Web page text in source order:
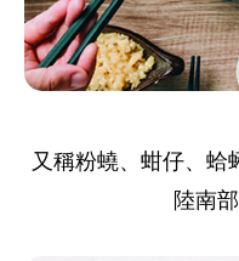
又稱粉蟯、蚶仔、蛤
陸南